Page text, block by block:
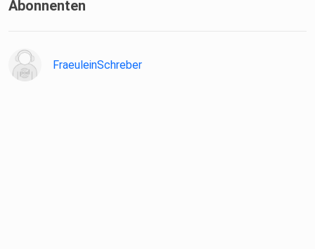
Abonnenten
FraeuleinSchreber